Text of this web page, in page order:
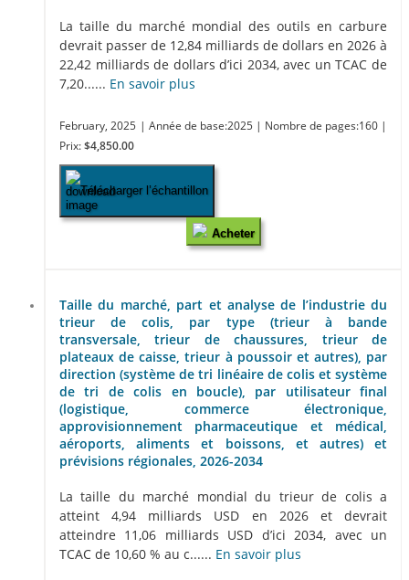
La taille du marché mondial des outils en carbure
devrait passer de 12,84 milliards de dollars en 2026 à
22,42 milliards de dollars d’ici 2034, avec un TCAC de
7,20...... En savoir plus
February, 2025 | Année de base:2025 | Nombre de pages:160 |
Prix: $4,850.00
Télécharger l’échantillon
Acheter
Taille du marché, part et analyse de l’industrie du
trieur de colis, par type (trieur à bande
transversale, trieur de chaussures, trieur de
plateaux de caisse, trieur à poussoir et autres), par
direction (système de tri linéaire de colis et système
de tri de colis en boucle), par utilisateur final
(logistique, commerce électronique,
approvisionnement pharmaceutique et médical,
aéroports, aliments et boissons, et autres) et
prévisions régionales, 2026-2034
La taille du marché mondial du trieur de colis a
atteint 4,94 milliards USD en 2026 et devrait
atteindre 11,06 milliards USD d’ici 2034, avec un
TCAC de 10,60 % au c...... En savoir plus